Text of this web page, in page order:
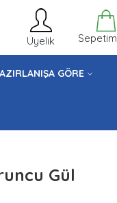
Üyelik Sepetim
GÖRE
Gül